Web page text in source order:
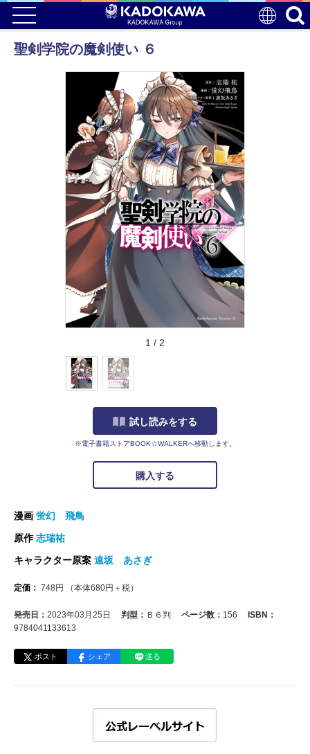
聖剣学院の魔剣使い ６
1 / 2
試し読みをする
※電子書籍ストアBOOK☆WALKERへ移動します。
購入する
漫画 蛍幻 飛鳥
原作志瑞祐
キャラクター原案 遠坂 あさぎ
定価： 748円 （本体680円＋税）
発売日： 2023年03月25日 判型： Ｂ６判 ページ数： 156
ISBN：
9784041133613
ポスト シェア 送る